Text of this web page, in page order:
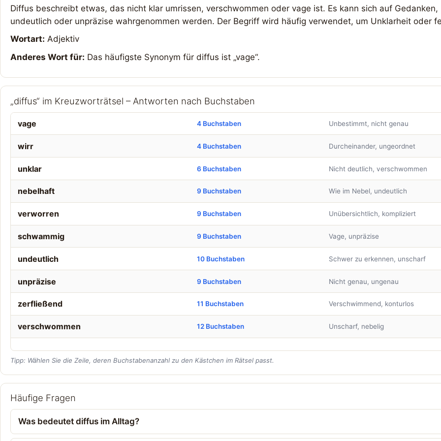
Diffus beschreibt etwas, das nicht klar umrissen, verschwommen oder vage ist. Es kann sich auf
undeutlich oder unpräzise wahrgenommen werden. Der Begriff wird häufig verwendet, um Unklarheit oder
Wortart: Adjektiv
Anderes Wort für: Das häufigste Synonym für diffus ist „vage“.
„diffus“ im Kreuzworträtsel – Antworten nach Buchstaben
vage 4 Buchstaben Unbestimmt, nicht genau
wirr 4 Buchstaben Durcheinander, ungeordnet
unklar 6 Buchstaben Nicht deutlich, verschwommen
nebelhaft 9 Buchstaben Wie im Nebel, undeutlich
verworren 9 Buchstaben Unübersichtlich, kompliziert
schwammig 9 Buchstaben Vage, unpräzise
undeutlich 10 Buchstaben Schwer zu erkennen, unscharf
unpräzise 9 Buchstaben Nicht genau, ungenau
zerfließend 11 Buchstaben Verschwimmend, konturlos
verschwommen 12 Buchstaben Unscharf, nebelig
Tipp: Wählen Sie die Zeile, deren Buchstabenanzahl zu den Kästchen im Rätsel passt.
Häufige Fragen
Was bedeutet diffus im Alltag?